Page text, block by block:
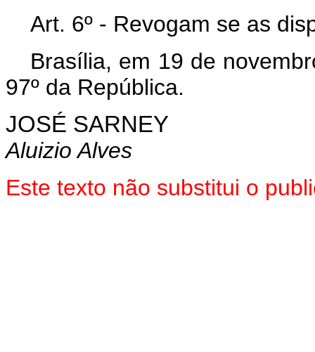
Art. 6º - Revogam se as
Brasília, em 19 de
97º da República.
JOSÉ SARNEY
Aluizio Alves
Este texto não substitui o